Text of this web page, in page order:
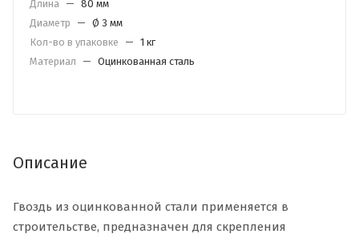
Длина — 80 мм
Диаметр
— Ø 3 мм
Кол-во в упаковке
— 1 кг
Материал
— Оцинкованная сталь
Описание
Гвоздь из оцинкованной стали применяется в
строительстве, предназначен для скрепления